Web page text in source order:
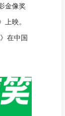
金像奖
映。
在中国